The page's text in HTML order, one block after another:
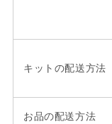
キットの配送方法
お品の配送方法